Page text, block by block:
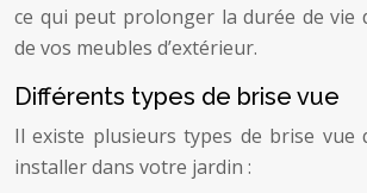
ce qui peut prolonger la durée de vie
de vos meubles d’extérieur.
Différents types de brise vue
Il existe plusieurs types de brise vue
installer dans votre jardin :